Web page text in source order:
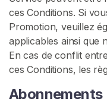
ces Conditions. Si
Promotion, veuillez
applicables ainsi que
En cas de conflit
ces Conditions, les
Abonnements
F
é
t
i
c